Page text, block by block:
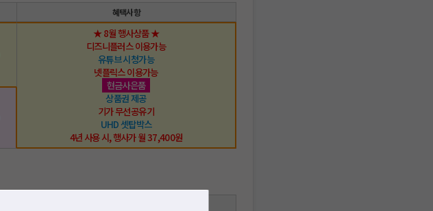
혜택사항
★ 8월 행사상품 ★
디즈니플러스 이용가능
유튜브 시청가능
넷플릭스 이용가능
현금사은품
상품권 제공
기가 무선공유기
UHD 셋탑박스
4년 사용 시, 행사가 월 37,400원